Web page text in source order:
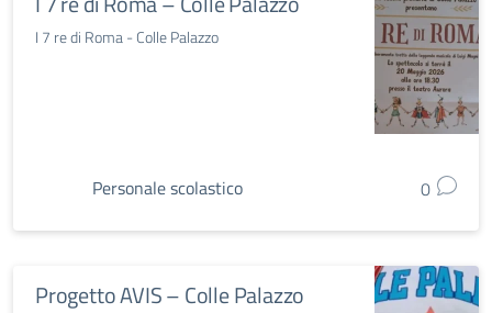
I 7 re di Roma - Colle Palazzo
Personale scolastico 0
Progetto AVIS – Colle Palazzo